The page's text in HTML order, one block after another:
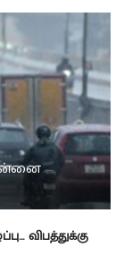
விபத்துக்கு